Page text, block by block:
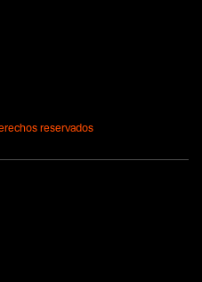
reservados